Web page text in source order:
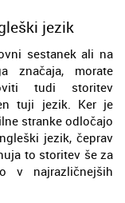
jezik
sestanek ali na
značaja, morate
tudi storitev
tuji jezik. Ker je
stranke odločajo
jezik, čeprav
to storitev še za
v najrazličnejših